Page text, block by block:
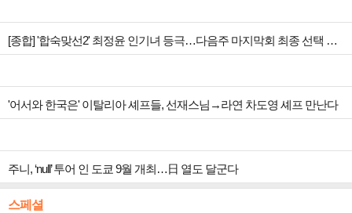
[종합] '합숙맞선2' 최정윤 인기녀 등극…다음주 마지막회 최종 선택 예고
'어서와 한국은' 이탈리아 셰프들, 선재스님→라연 차도영 셰프 만난다
주니, ‘null’ 투어 인 도쿄 9월 개최…日 열도 달군다
스페셜